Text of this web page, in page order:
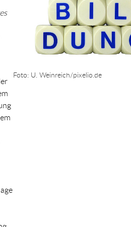
Foto: U. Weinreich/pixelio.de